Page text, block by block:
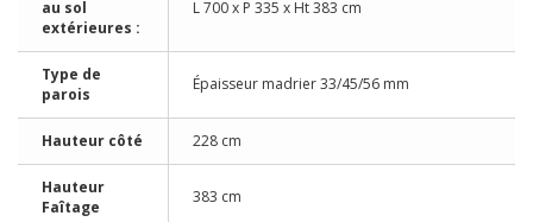
au sol
extérieures :
L 700 x P 335 x Ht 383 cm
Type de
parois
Épaisseur madrier 33/45/56 mm
Hauteur côté 228 cm
Hauteur
Faîtage
383 cm